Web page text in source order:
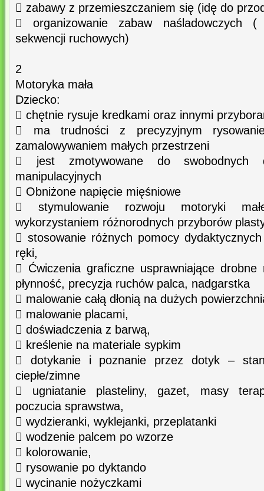
 zabawy z przemieszczaniem się (idę do
 organizowanie zabaw naśladowczych (
sekwencji ruchowych)
2
Motoryka mała
Dziecko:
 chętnie rysuje kredkami oraz innymi
 ma trudności z precyzyjnym
zamalowywaniem małych przestrzeni
 jest zmotywowane do swobodnych
manipulacyjnych
 Obniżone napięcie mięśniowe
 stymulowanie rozwoju motoryki
wykorzystaniem różnorodnych przyborów
 stosowanie różnych pomocy
ręki,
 Ćwiczenia graficzne usprawniające
płynność, precyzja ruchów palca, nadgarstka
 malowanie całą dłonią na dużych
 malowanie placami,
 doświadczenia z barwą,
 kreślenie na materiale sypkim
 dotykanie i poznanie przez dotyk –
ciepłe/zimne
 ugniatanie plasteliny, gazet, masy
poczucia sprawstwa,
 wydzieranki, wyklejanki, przeplatanki
 wodzenie palcem po wzorze
 kolorowanie,
 rysowanie po dyktando
 wycinanie nożyczkami